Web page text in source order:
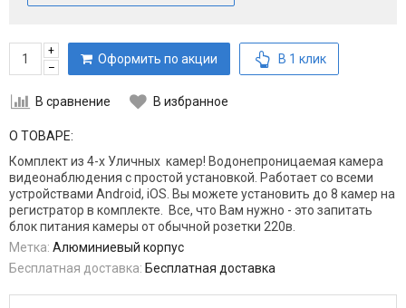
+
–
Оформить по акции В 1 клик
В сравнение В избранное
О ТОВАРЕ:
Комплект из 4-х Уличных камер! Водонепроницаемая камера
видеонаблюдения с простой установкой. Работает со всеми
устройствами Android, iOS. Вы можете установить до 8 камер на
регистратор в комплекте. Все, что Вам нужно - это запитать
блок питания камеры от обычной розетки 220в.
Метка: Алюминиевый корпус
Бесплатная доставка: Бесплатная доставка